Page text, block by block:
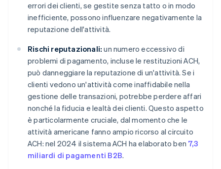
errori dei clienti, se gestite senza tatto o in modo
inefficiente, possono influenzare negativamente la
reputazione dell'attività.
Rischi reputazionali: un numero eccessivo di
problemi di pagamento, incluse le restituzioni ACH,
può danneggiare la reputazione di un'attività. Se i
clienti vedono un'attività come inaffidabile nella
gestione delle transazioni, potrebbe perdere affari
nonché la fiducia e lealtà dei clienti. Questo aspetto
è particolarmente cruciale, dal momento che le
attività americane fanno ampio ricorso al circuito
ACH: nel 2024 il sistema ACH ha elaborato ben 7,3
miliardi di pagamenti B2B.